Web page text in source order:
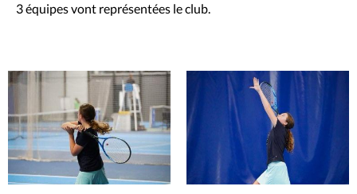
3 équipes vont représentées le club.